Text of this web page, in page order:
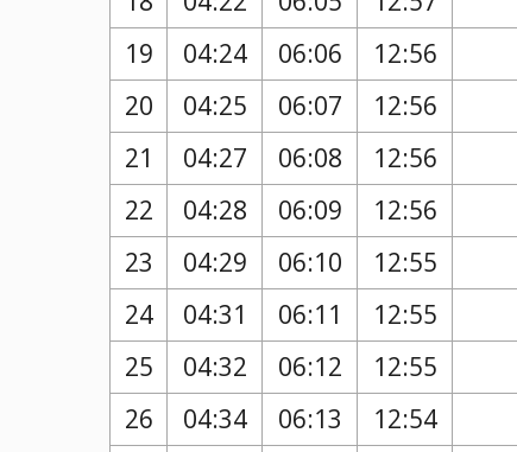
19
04:24 06:06 12:56
20
04:25 06:07 12:56
21
04:27 06:08 12:56
22
04:28 06:09 12:56
23
04:29 06:10 12:55
24
04:31 06:11 12:55
25
04:32 06:12 12:55
26
04:34 06:13 12:54